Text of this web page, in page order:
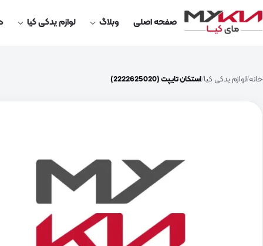
صفحه اصلی وبلاگ لوازم یدکی کیا
خانه لوازم یدکی کیا استکان تایپت (2222625020)